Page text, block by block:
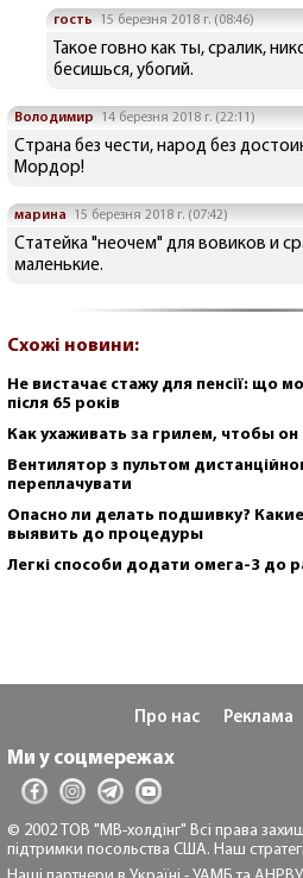
гость 15 березня 2018 г. (08:46)
Такое говно как ты, сралик,
бесишься, убогий.
Володимир 14 березня 2018 г. (22:11)
Страна без чести, народ без
Мордор!
марина 15 березня 2018 г. (07:42)
Статейка "неочем" для вовиков и
маленькие.
Схожі новини:
Не вистачає стажу для пенсії: що
після 65 років
Как ухаживать за грилем, чтобы
Вентилятор з пультом
переплачувати
Опасно ли делать подшивку?
выявить до процедуры
Легкі способи додати омега-3 до
Про нас Реклама
Ми у соцмережах
© 2002 ТОВ "МВ-холдінг" Всі права
підтримки посольства США. Наш